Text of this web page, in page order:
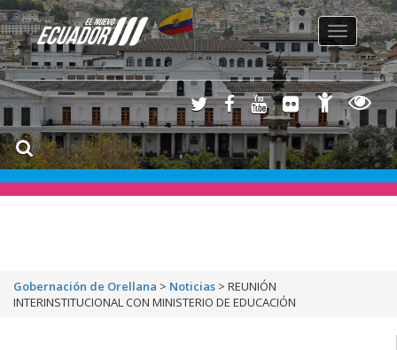
Toggle
navigation
Gobernación de Orellana > Noticias > REUNIÓN
INTERINSTITUCIONAL CON MINISTERIO DE EDUCACIÓN